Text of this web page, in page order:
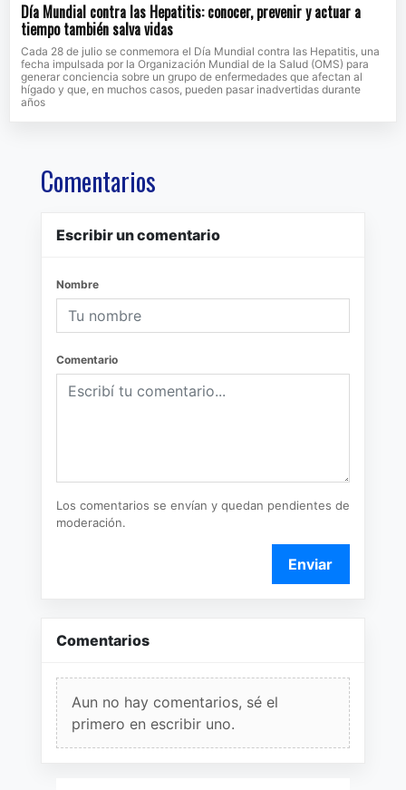
Día Mundial contra las Hepatitis: conocer, prevenir y actuar a
tiempo también salva vidas
Cada 28 de julio se conmemora el Día Mundial contra las Hepatitis, una
fecha impulsada por la Organización Mundial de la Salud (OMS) para
generar conciencia sobre un grupo de enfermedades que afectan al
hígado y que, en muchos casos, pueden pasar inadvertidas durante
años
Comentarios
Escribir un comentario
Nombre
Comentario
Los comentarios se envían y quedan pendientes de
moderación.
Enviar
Comentarios
Aun no hay comentarios, sé el
primero en escribir uno.